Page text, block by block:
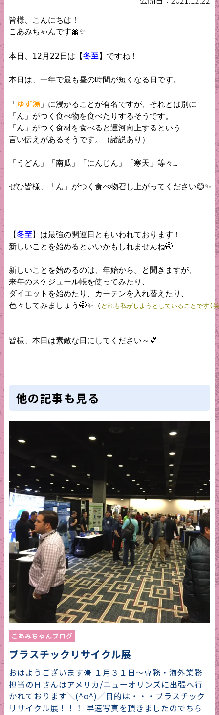
皆様、こんにちは！
こあみちゃんです🎀✨
本日、12月22日は【冬至】ですね！
本日は、一年で最も昼の時間が短くなる日です。
「ゆず湯」に浸かることが有名ですが、それとは別に
「ん」がつく食べ物を食べたりするそうです。
「ん」がつく食材を食べると運河向上するという
言い伝えがあるそうです。（諸説あり）
「うどん」「南瓜」「にんじん」「寒天」等々…
ぜひ皆様、「ん」がつく食べ物召し上がってください😊✨
【冬至】は最強の開運日ともいわれております！
新しいことを始めるといいかもしれませんね🤭
新しいことを始めるのは、年始から。と聞きますが、
来年のスケジュール帳を使ってみたり、
ダイエットを始めたり、カーテンを入れ替えたり、
色々してみましょう🤭✨（ どれも私がしようとしていることです(
皆様、本日は素敵な日にしてください～💕
他の記事も見る
こあみちゃんブログ
プラスチックリサイクル展
おはようございます☀ １月３１日～専務・海外業務
担当のＨさんはアメリカ/ニューオリンズに出張へ行
かれております＼(^o^)／目的は・・・プラスチック
リサイクル展！！！ 早速写真を頂きましたのでちら